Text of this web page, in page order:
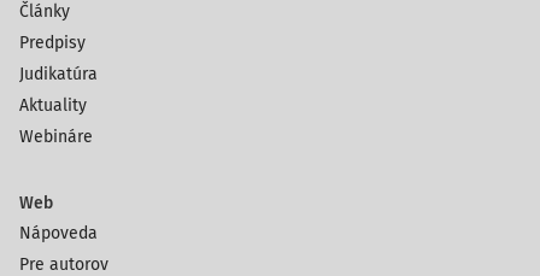
Články
Predpisy
Judikatúra
Aktuality
Webináre
Web
Nápoveda
Pre autorov